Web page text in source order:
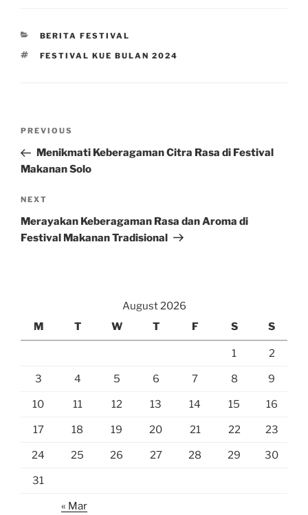
CATEGORIES
BERITA FESTIVAL
TAGS
FESTIVAL KUE BULAN 2024
Previous
Post
PREVIOUS
Menikmati Keberagaman Citra Rasa di Festival
Makanan Solo
Next
Post
NEXT
Merayakan Keberagaman Rasa dan Aroma di
Festival Makanan Tradisional
August 2026
M
T W T F S S
1 2
3 4 5 6 7 8 9
10 11 12 13 14 15 16
17 18 19 20 21 22 23
24 25 26 27 28 29 30
31
« Mar